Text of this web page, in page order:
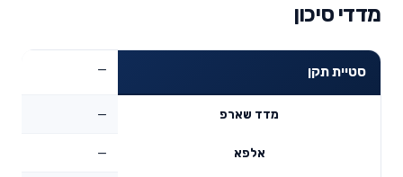
מדדי סיכון
סטיית תקן —
מדד שארפ —
אלפא —